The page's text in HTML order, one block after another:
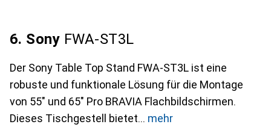
6. Sony FWA-ST3L
Der Sony Table Top Stand FWA-ST3L ist eine
robuste und funktionale Lösung für die Montage
von 55" und 65" Pro BRAVIA Flachbildschirmen.
Dieses Tischgestell bietet
mehr